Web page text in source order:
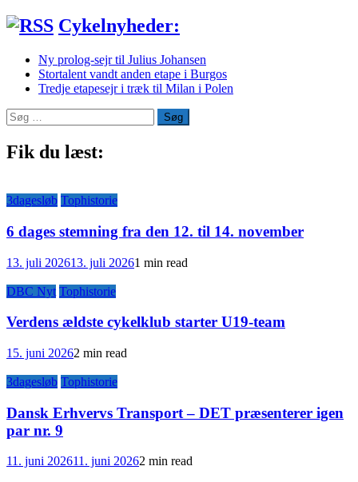
Cykelnyheder:
Ny prolog-sejr til Julius Johansen
Stortalent vandt anden etape i Burgos
Tredje etapesejr i træk til Milan i Polen
Søg
efter:
Fik du læst:
3dagesløb Tophistorie
6 dages stemning fra den 12. til 14. november
13. juli 202613. juli 20261 min read
DBC Nyt Tophistorie
Verdens ældste cykelklub starter U19-team
15. juni 20262 min read
3dagesløb Tophistorie
Dansk Erhvervs Transport – DET præsenterer igen
par nr. 9
11. juni 202611. juni 20262 min read